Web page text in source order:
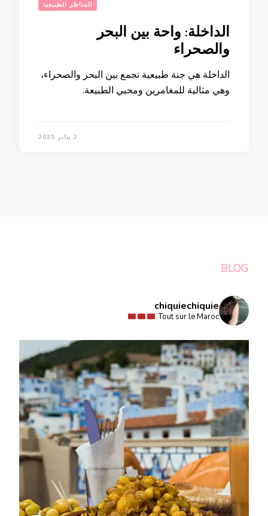
المناظر الطبيعية
الداخلة: واحة بين البحر
والصحراء
الداخلة هي جنة طبيعية تجمع بين البحر والصحراء،
وهي مثالية للمغامرين ومحبي الطبيعة.
2 يناير 2025
BLOG
chiquiechiquie
Tout sur le Maroc